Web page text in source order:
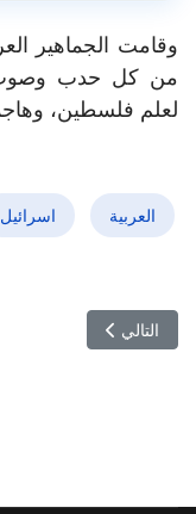
وقامت الجماهير
من كل حدب
لعلم فلسطين،
العربية اسرائيل
المقال التالي: كيم
التالي